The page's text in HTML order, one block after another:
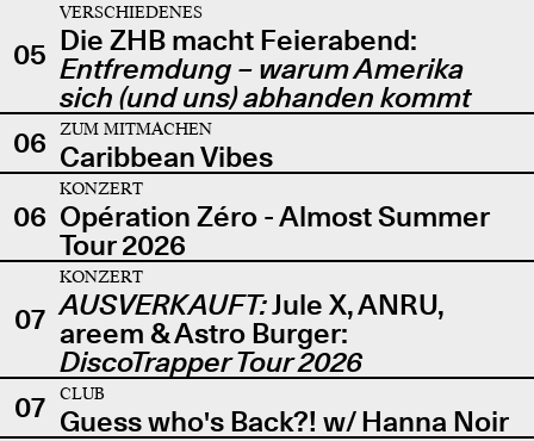
05
VERSCHIEDENES
Die ZHB macht Feierabend:
Entfremdung – warum Amerika
sich (und uns) abhanden kommt
06
ZUM MITMACHEN
Caribbean Vibes
06
KONZERT
Opération Zéro - Almost Summer
Tour 2026
07
KONZERT
AUSVERKAUFT:Jule X, ANRU,
areem & Astro Burger:
DiscoTrapper Tour 2026
07
CLUB
Guess who's Back?! w/ Hanna Noir